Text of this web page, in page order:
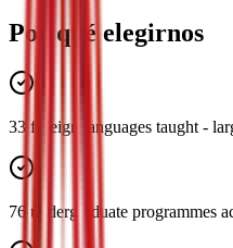
Por qué elegirnos
33 foreign languages taught -
76 undergraduate programmes